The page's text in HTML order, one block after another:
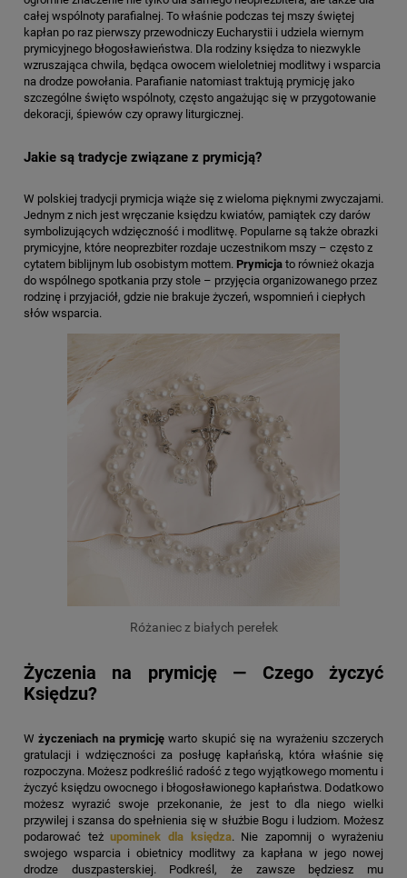
całej wspólnoty parafialnej. To właśnie podczas tej mszy świętej
kapłan po raz pierwszy przewodniczy Eucharystii i udziela wiernym
prymicyjnego błogosławieństwa. Dla rodziny księdza to niezwykle
wzruszająca chwila, będąca owocem wieloletniej modlitwy i wsparcia
na drodze powołania. Parafianie natomiast traktują prymicję jako
szczególne święto wspólnoty, często angażując się w przygotowanie
dekoracji, śpiewów czy oprawy liturgicznej.
Jakie są tradycje związane z prymicją?
W polskiej tradycji prymicja wiąże się z wieloma pięknymi zwyczajami.
Jednym z nich jest wręczanie księdzu kwiatów, pamiątek czy darów
symbolizujących wdzięczność i modlitwę. Popularne są także obrazki
prymicyjne, które neoprezbiter rozdaje uczestnikom mszy – często z
cytatem biblijnym lub osobistym mottem. Prymicja to również okazja
do wspólnego spotkania przy stole – przyjęcia organizowanego przez
rodzinę i przyjaciół, gdzie nie brakuje życzeń, wspomnień i ciepłych
słów wsparcia.
Różaniec z białych perełek
Życzenia na prymicję — Czego życzyć
Księdzu?
Wżyczeniach na prymicję warto skupić się na wyrażeniu szczerych
gratulacji i wdzięczności za posługę kapłańską, która właśnie się
rozpoczyna. Możesz podkreślić radość z tego wyjątkowego momentu i
życzyć księdzu owocnego i błogosławionego kapłaństwa. Dodatkowo
możesz wyrazić swoje przekonanie, że jest to dla niego wielki
przywilej i szansa do spełnienia się w służbie Bogu i ludziom. Możesz
podarować teżupominek dla księdza. Nie zapomnij o wyrażeniu
swojego wsparcia i obietnicy modlitwy za kapłana w jego nowej
drodze duszpasterskiej. Podkreśl, że zawsze będziesz mu